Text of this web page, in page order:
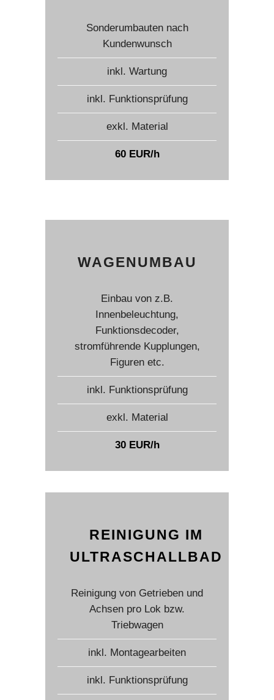
Sonderumbauten nach
Kundenwunsch
inkl. Wartung
inkl. Funktionsprüfung
exkl. Material
60 EUR/h
WAGENUMBAU
Einbau von z.B.
Innenbeleuchtung,
Funktionsdecoder,
stromführende Kupplungen,
Figuren etc.
inkl. Funktionsprüfung
exkl. Material
30 EUR/h
REINIGUNG IM
ULTRASCHALLBAD
Reinigung von Getrieben und
Achsen pro Lok bzw.
Triebwagen
inkl. Montagearbeiten
inkl. Funktionsprüfung